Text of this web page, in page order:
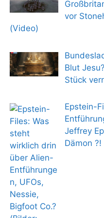
vor
(Video)
Blut
Stück
Epstein-
Jeffrey
Dämon